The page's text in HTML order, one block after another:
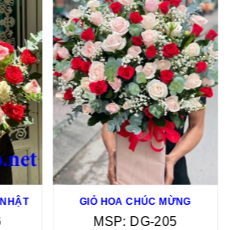
GIỎ HOA CHÚC MỪNG
MSP: DG-205